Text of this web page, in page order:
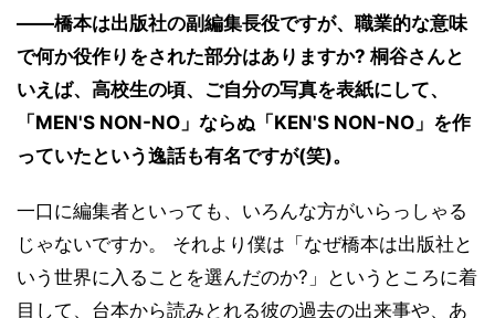
――橋本は出版社の副編集長役ですが、職業的な意味
で何か役作りをされた部分はありますか? 桐谷さんと
いえば、高校生の頃、ご自分の写真を表紙にして、
「MEN'S NON-NO」ならぬ「KEN'S NON-NO」を作
っていたという逸話も有名ですが(笑)。
一口に編集者といっても、いろんな方がいらっしゃる
じゃないですか。 それより僕は「なぜ橋本は出版社と
いう世界に入ることを選んだのか?」というところに着
目して、台本から読みとれる彼の過去の出来事や、あ